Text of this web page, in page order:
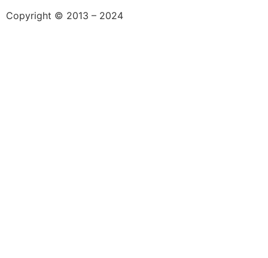
Copyright © 2013 – 2024